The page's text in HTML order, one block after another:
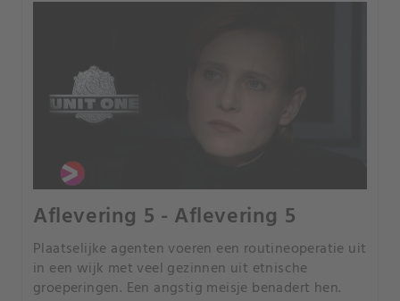
Aflevering 5 - Aflevering 5
Plaatselijke agenten voeren een routineoperatie uit
in een wijk met veel gezinnen uit etnische
groeperingen. Een angstig meisje benadert hen.